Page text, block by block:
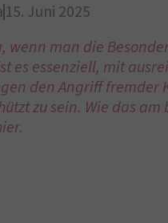
15. Juni 2025
wenn man die
es essenziell, mit
den Angriff fremder
zu sein. Wie das